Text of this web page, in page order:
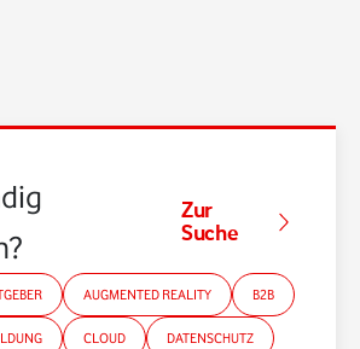
Zur
Suche
AUGMENTED REALITY B2B
CLOUD DATENSCHUTZ